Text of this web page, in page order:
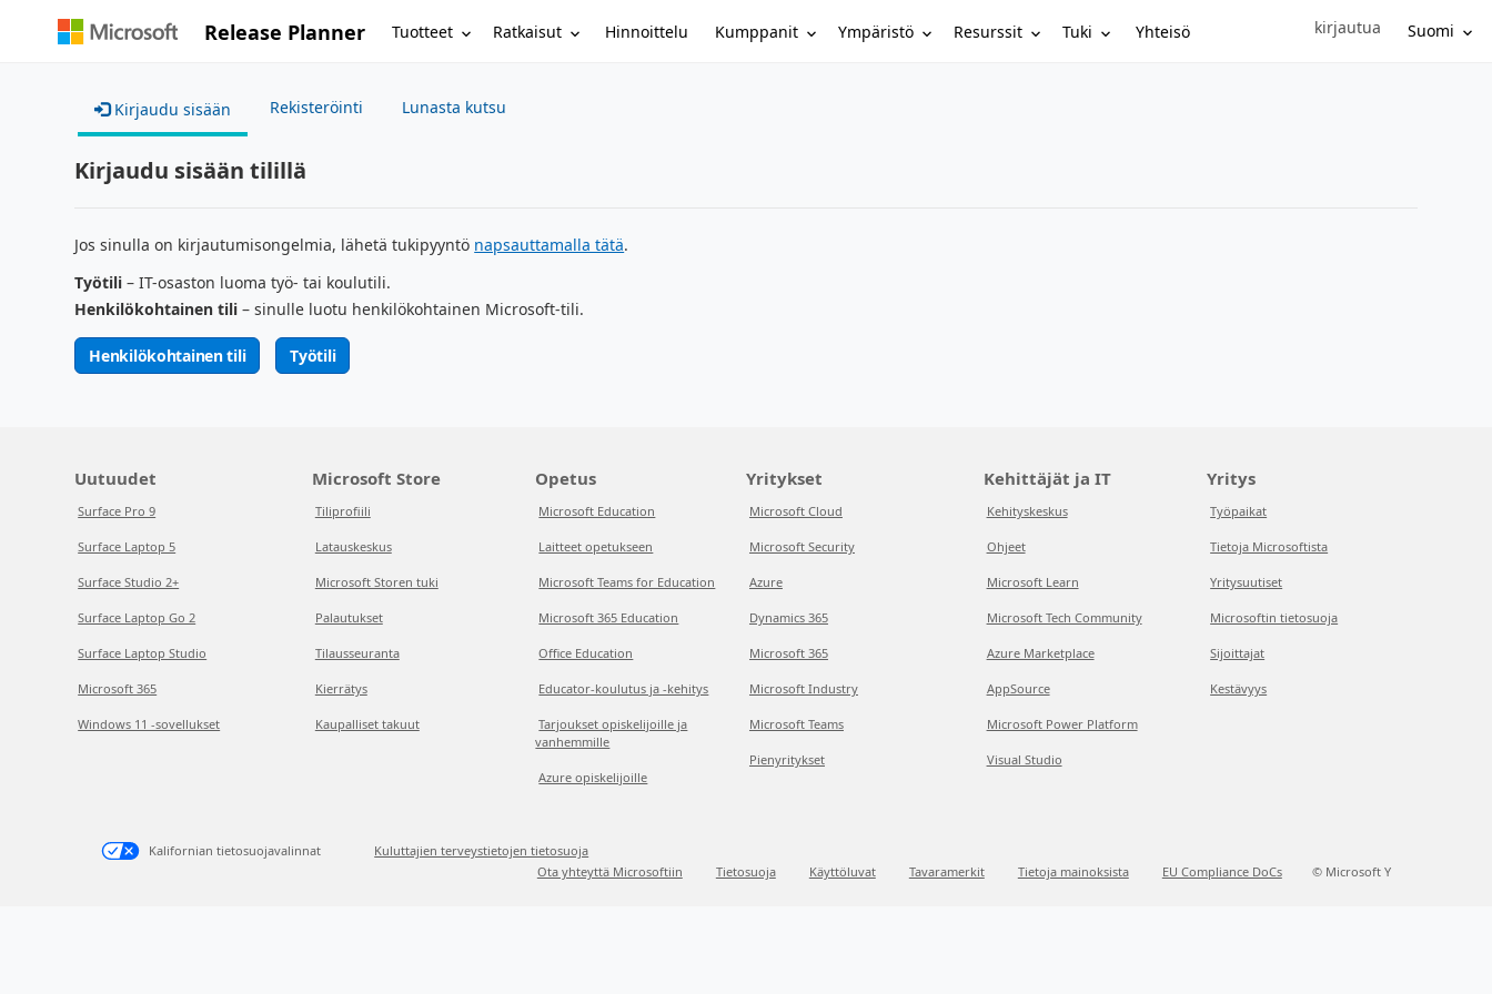
Release Planner Tuotteet Ratkaisut Hinnoittelu Kumppanit Ympäristö Resurssit Tuki Yhteisö Sign in to your account
kirjautua Suomi
Kirjaudu sisään Rekisteröinti Lunasta kutsu
Kirjaudu sisään tilillä
Jos sinulla on kirjautumisongelmia, lähetä tukipyyntö napsauttamalla tätä.
Työtili – IT-osaston luoma työ- tai koulutili.
Henkilökohtainen tili – sinulle luotu henkilökohtainen Microsoft-tili.
Henkilökohtainen tili Työtili
Uutuudet
Surface Pro 9
Surface Laptop 5
Surface Studio 2+
Surface Laptop Go 2
Surface Laptop Studio
Microsoft 365
Windows 11 -sovellukset
Microsoft Store
Tiliprofiili
Latauskeskus
Microsoft Storen tuki
Palautukset
Tilausseuranta
Kierrätys
Kaupalliset takuut
Opetus
Microsoft Education
Laitteet opetukseen
Microsoft Teams for Education
Microsoft 365 Education
Office Education
Educator-koulutus ja -kehitys
Tarjoukset opiskelijoille ja
vanhemmille
Azure opiskelijoille
Yritykset
Microsoft Cloud
Microsoft Security
Azure
Dynamics 365
Microsoft 365
Microsoft Industry
Microsoft Teams
Pienyritykset
Kehittäjät ja IT
Kehityskeskus
Ohjeet
Microsoft Learn
Microsoft Tech Community
Azure Marketplace
AppSource
Microsoft Power Platform
Visual Studio
Yritys
Työpaikat
Tietoja Microsoftista
Yritysuutiset
Microsoftin tietosuoja
Sijoittajat
Kestävyys
Kalifornian tietosuojavalinnat
Kuluttajien terveystietojen tietosuoja
Ota yhteyttä Microsoftiin
Tietosuoja Käyttöluvat Tavaramerkit Tietoja mainoksista EU Compliance DoCs © Microsoft Y